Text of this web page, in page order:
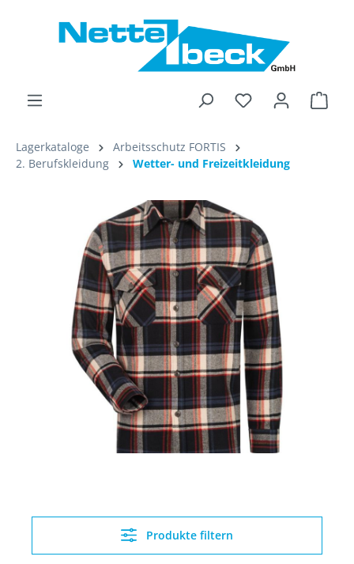
Lagerkataloge
Arbeitsschutz FORTIS
2. Berufskleidung
Wetter- und Freizeitkleidung
Produkte filtern